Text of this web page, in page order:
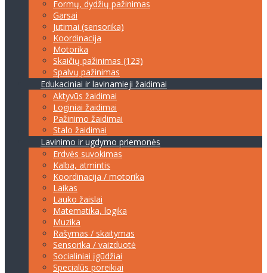
Formų, dydžių pažinimas
Garsai
Jutimai (sensorika)
Koordinacija
Motorika
Skaičių pažinimas (123)
Spalvų pažinimas
Edukaciniai ir lavinamieji žaidimai
Aktyvūs žaidimai
Loginiai žaidimai
Pažinimo žaidimai
Stalo žaidimai
Lavinimo ir ugdymo priemonės
Erdvės suvokimas
Kalba, atmintis
Koordinacija / motorika
Laikas
Lauko žaislai
Matematika, logika
Muzika
Rašymas / skaitymas
Sensorika / vaizduotė
Socialiniai įgūdžiai
Specialūs poreikiai